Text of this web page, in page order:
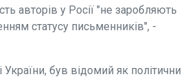
авторів у Росії "не заробляють
статусу письменників", -
був відомий як